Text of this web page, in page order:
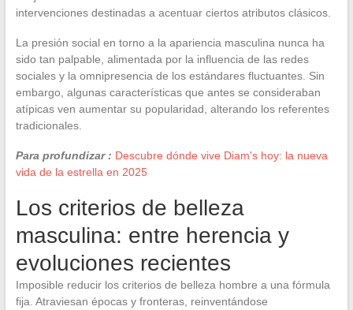
intervenciones destinadas a acentuar ciertos atributos clásicos.
La presión social en torno a la apariencia masculina nunca ha
sido tan palpable, alimentada por la influencia de las redes
sociales y la omnipresencia de los estándares fluctuantes. Sin
embargo, algunas características que antes se consideraban
atípicas ven aumentar su popularidad, alterando los referentes
tradicionales.
Para profundizar : Descubre dónde vive Diam's hoy: la nueva
vida de la estrella en 2025
Los criterios de belleza
masculina: entre herencia y
evoluciones recientes
Imposible reducir los criterios de belleza hombre a una fórmula
fija. Atraviesan épocas y fronteras, reinventándose